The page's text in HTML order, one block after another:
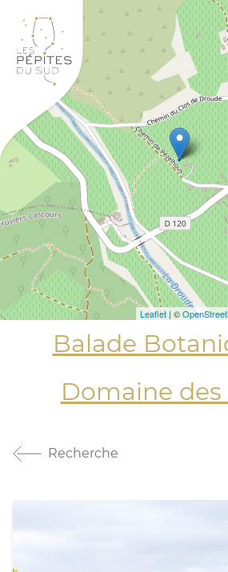
+
−
Leaflet | ©
Recherche
Balade
Domaine des